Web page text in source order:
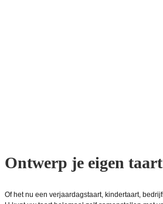
Ontwerp je eigen taart
Of het nu een verjaardagstaart, kindertaart,